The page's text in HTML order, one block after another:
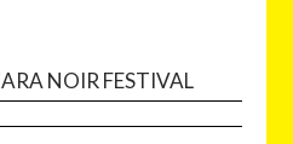
NOIR FESTIVAL